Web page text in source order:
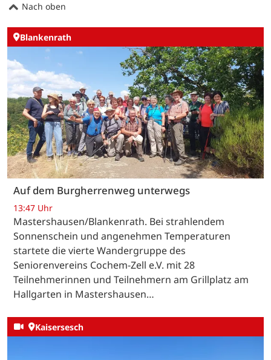
Nach oben
Blankenrath
Auf dem Burgherrenweg unterwegs
13:47 Uhr
Mastershausen/Blankenrath. Bei strahlendem
Sonnenschein und angenehmen Temperaturen
startete die vierte Wandergruppe des
Seniorenvereins Cochem-Zell e.V. mit 28
Teilnehmerinnen und Teilnehmern am Grillplatz am
Hallgarten in Mastershausen…
Kaisersesch